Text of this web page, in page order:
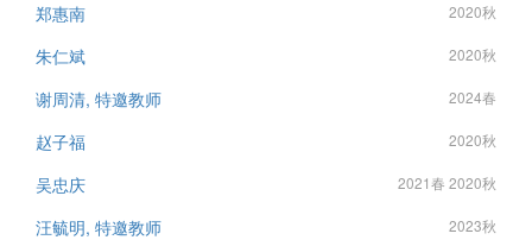
郑惠南 2020秋
朱仁斌 2020秋
谢周清, 特邀教师 2024春
赵子福 2020秋
吴忠庆 2021春 2020秋
汪毓明, 特邀教师 2023秋